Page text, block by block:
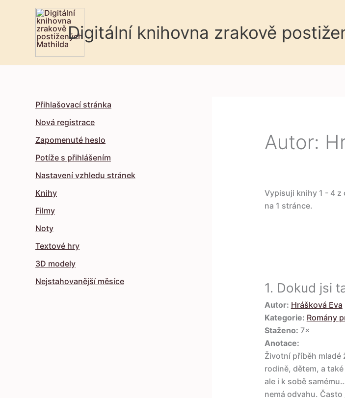
Digitální knihovna zrakově
Přihlašovací stránka
Nová registrace
Zapomenuté heslo
Potíže s přihlášením
Nastavení vzhledu stránek
Knihy
Filmy
Noty
Textové hry
3D modely
Nejstahovanější měsíce
Autor:
Vypisuji knihy 1 - 4
na 1 stránce.
1. Dokud jsi
Autor: Hrášková Eva
Kategorie: Romány
Staženo: 7×
Anotace:
Životní příběh mladé
rodině, dětem, a
ale i k sobě
nemá odvahu.